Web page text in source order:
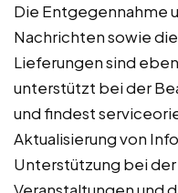
Die Entgegennahme
Nachrichten sowie
Lieferungen sind
unterstützt bei der
und findest
Aktualisierung von
Unterstützung bei